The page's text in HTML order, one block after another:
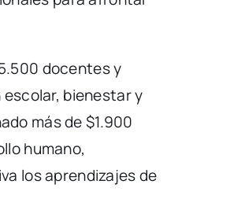
docentes y
bienestar y
más de $1.900
humano,
los aprendizajes de